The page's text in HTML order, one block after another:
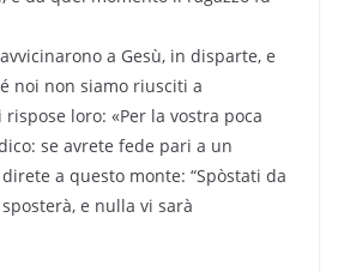
a Gesù, in disparte, e
noi non siamo riusciti a
rispose loro: «Per la vostra poca
se avrete fede pari a un
a questo monte: “Spòstati da
e nulla vi sarà